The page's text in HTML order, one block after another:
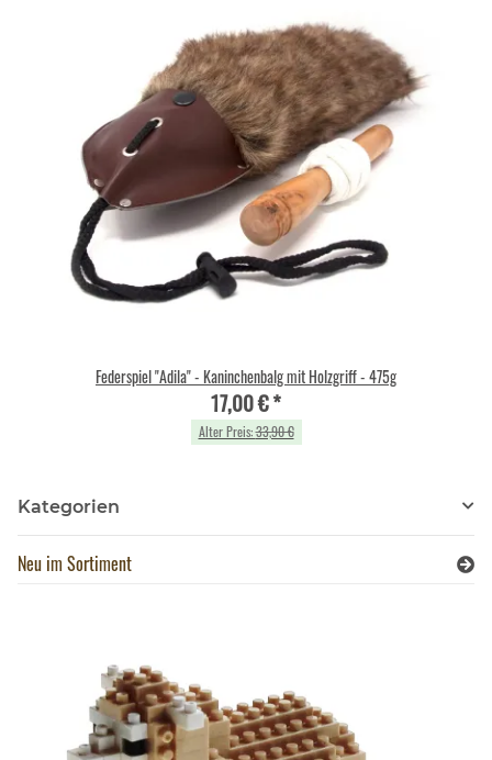
Federspiel "Adila" - Kaninchenbalg mit Holzgriff - 475g
17,00 €*
Alter Preis:33,90 €
Kategorien
Neu im Sortiment